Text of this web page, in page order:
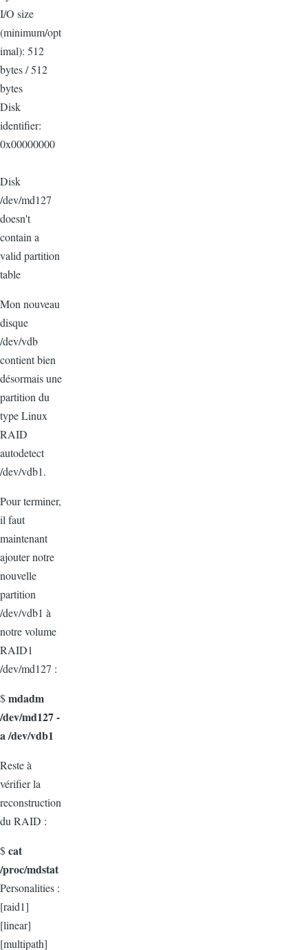
I/O size
(minimum/opt
imal): 512
bytes / 512
bytes
Disk
identifier:
0x00000000
Disk
/dev/md127
doesn't
contain a
valid partition
table
Mon nouveau
disque
/dev/vdb
contient bien
désormais une
partition du
type Linux
RAID
autodetect
/dev/vdb1.
Pour terminer,
il faut
maintenant
ajouter notre
nouvelle
partition
/dev/vdb1 à
notre volume
RAID1
/dev/md127 :
$mdadm
/dev/md127 -
a /dev/vdb1
Reste à
vérifier la
reconstruction
du RAID :
$cat
/proc/mdstat
Personalities :
[raid1]
[linear]
[multipath]